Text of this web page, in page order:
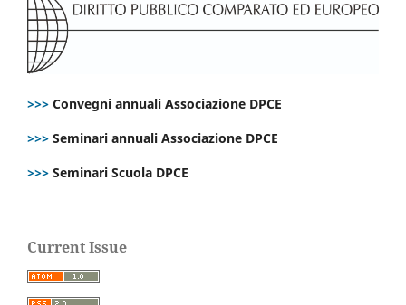
>>> Convegni annuali Associazione DPCE
>>> Seminari annuali Associazione DPCE
>>> Seminari Scuola DPCE
Current Issue